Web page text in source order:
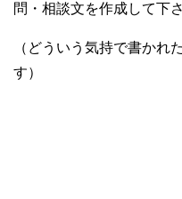
問・相談文を作成して下さ
（どういう気持で書かれ
す）